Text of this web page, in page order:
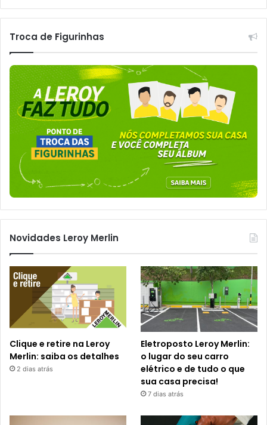
Troca de Figurinhas
Novidades Leroy Merlin
Clique e retire na Leroy
Merlin: saiba os detalhes
2 dias atrás
Eletroposto Leroy Merlin:
o lugar do seu carro
elétrico e de tudo o que
sua casa precisa!
7 dias atrás